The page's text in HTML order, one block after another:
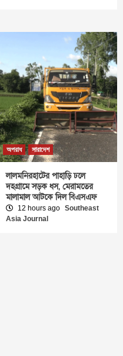
অপরাধ সারাদেশ
লালমনিরহাটের পাহাড়ি ঢলে
দহগ্রামে সড়ক ধস, মেরামতের
মালামাল আটকে দিল বিএসএফ
12 hours ago Southeast
Asia Journal